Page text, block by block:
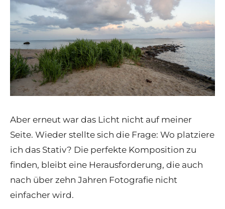
Aber erneut war das Licht nicht auf meiner
Seite. Wieder stellte sich die Frage: Wo platziere
ich das Stativ? Die perfekte Komposition zu
finden, bleibt eine Herausforderung, die auch
nach über zehn Jahren Fotografie nicht
einfacher wird.